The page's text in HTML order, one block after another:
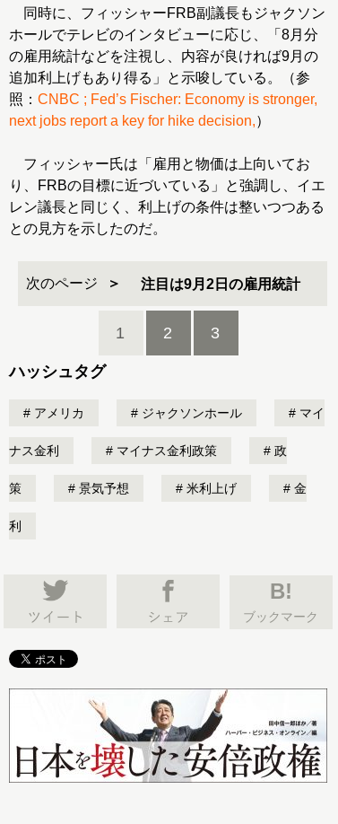
同時に、フィッシャーFRB副議長もジャクソン
ホールでテレビのインタビューに応じ、「8月分
の雇用統計などを注視し、内容が良ければ9月の
追加利上げもあり得る」と示唆している。（参
照： CNBC ; Fed’s Fischer: Economy is stronger,
next jobs report a key for hike decision,）
フィッシャー氏は「雇用と物価は上向いてお
り、FRBの目標に近づいている」と強調し、イエ
レン議長と同じく、利上げの条件は整いつつある
との見方を示したのだ。
次のページ 注目は9月2日の雇用統計
1 2 3
ハッシュタグ
アメリカ ジャクソンホール マイ
ナス金利 マイナス金利政策 政
策 景気予想 米利上げ 金
利
B!
ブックマーク